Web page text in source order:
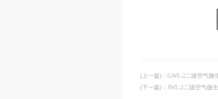
(上一篇) ： GWL-2二级空气微
(下一篇) ： JWL-2二级空气微